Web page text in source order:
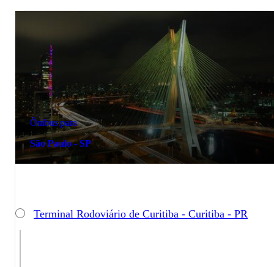
Ônibus para
São Paulo - SP
Terminal Rodoviário de Curitiba - Curitiba - PR